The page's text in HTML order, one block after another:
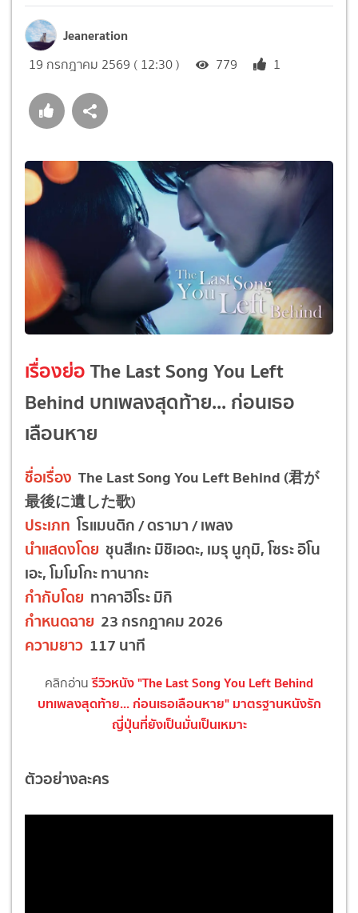
Jeaneration
19 กรกฎาคม 2569 ( 12:30 ) 779 1
เรื่องย่อThe Last Song You Left
Behind บทเพลงสุดท้าย... ก่อนเธอ
เลือนหาย
ชื่อเรื่อง The Last Song You Left Behind (君が
最後に遺した歌)
ประเภท โรแมนติก / ดรามา / เพลง
นำแสดงโดย ชุนสึเกะ มิชิเอดะ, เมรุ นูกุมิ, โซระ อิโน
เอะ, โมโมโกะ ทานากะ
กำกับโดย ทาคาฮิโระ มิกิ
กำหนดฉาย 23 กรกฎาคม 2026
ความยาว 117 นาที
คลิกอ่านรีวิวหนัง "The Last Song You Left Behind
บทเพลงสุดท้าย... ก่อนเธอเลือนหาย" มาตรฐานหนังรัก
ญี่ปุ่นที่ยังเป็นมั่นเป็นเหมาะ
ตัวอย่างละคร